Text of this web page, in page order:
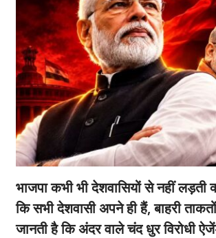
भाजपा कभी भी देशवासियों से नहीं लड़ती
कि सभी देशवासी अपने ही हैं, बाहरी
जानती है कि अंदर वाले चंद धुर विरोधी